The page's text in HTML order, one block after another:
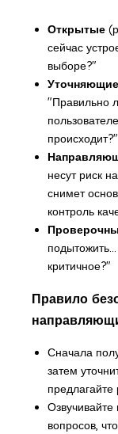
Открытые
сейчас
выборе?"
Уточняющие
"Правильно
происходит?"
несут риск
снимет
контроль
критичное?"
Правило
Сначала
затем
предлагайте
вопросов,